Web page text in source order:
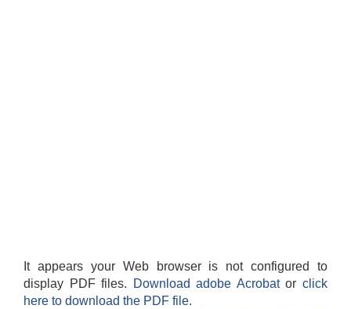
It appears your Web browser is not configured to
display PDF files.
Download adobe Acrobatorclick
here to download the PDF file.